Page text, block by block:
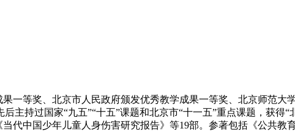
一等奖、北京市人民政府颁发优秀教学成果一等奖、北京师范大
主持过国家“九五”“十五”课题和北京市“十一五”重点课题，获得
中国少年儿童人身伤害研究报告》等19部。参著包括《公共教